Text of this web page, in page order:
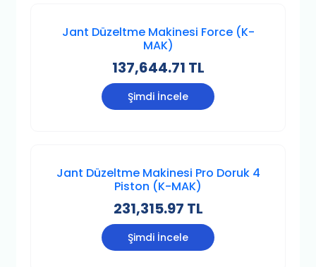
Jant Düzeltme Makinesi Force (K-
MAK)
137,644.71 TL
Şimdi İncele
Jant Düzeltme Makinesi Pro Doruk 4
Piston (K-MAK)
231,315.97 TL
Şimdi İncele